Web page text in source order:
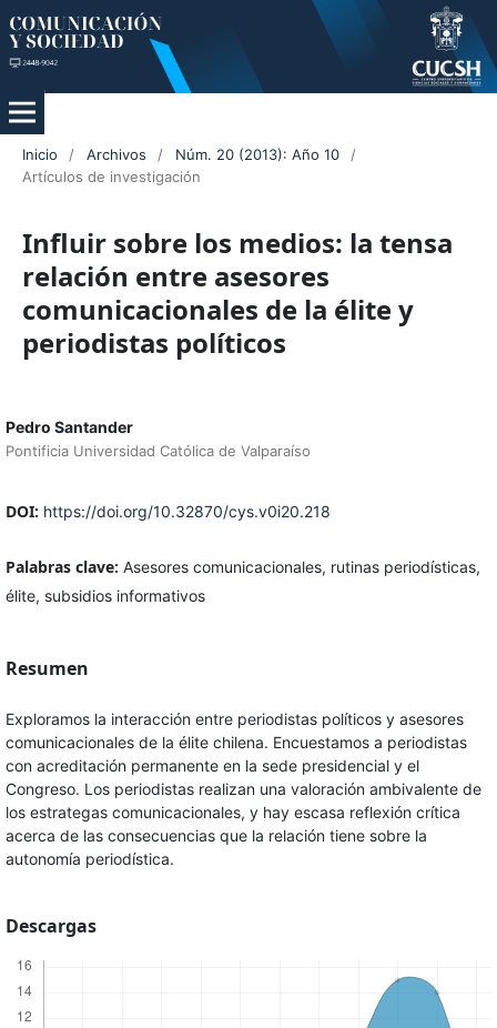
Inicio / Archivos / Núm. 20 (2013): Año 10
/
Artículos de investigación
Influir sobre los medios: la tensa
relación entre asesores
comunicacionales de la élite y
periodistas políticos
Pedro Santander
Pontificia Universidad Católica de Valparaíso
DOI: https://doi.org/10.32870/cys.v0i20.218
Palabras clave: Asesores comunicacionales, rutinas periodísticas,
élite, subsidios informativos
Resumen
Exploramos la interacción entre periodistas políticos y asesores
comunicacionales de la élite chilena. Encuestamos a periodistas
con acreditación permanente en la sede presidencial y el
Congreso. Los periodistas realizan una valoración ambivalente de
los estrategas comunicacionales, y hay escasa reflexión crítica
acerca de las consecuencias que la relación tiene sobre la
autonomía periodística.
Descargas